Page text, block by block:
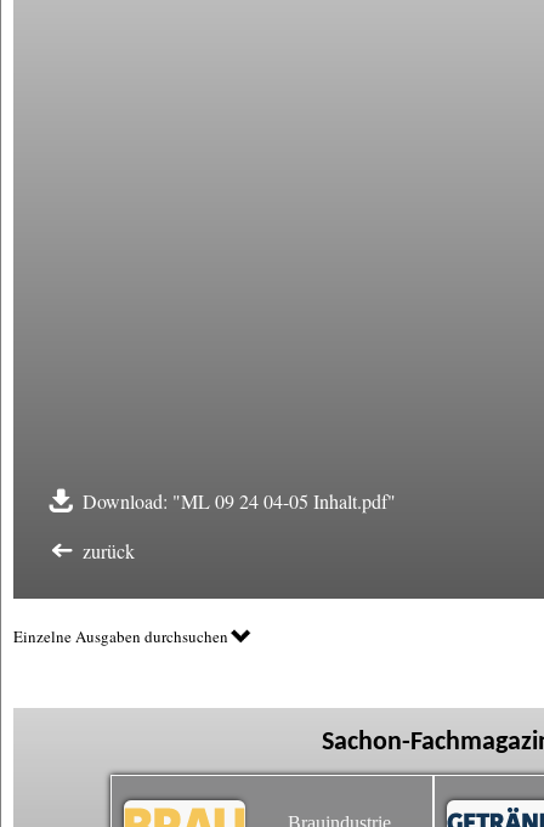
Download: "ML 09 24 04-05 Inhalt.pdf"
zurück
Einzelne Ausgaben durchsuchen
Sachon-
Brauindustrie